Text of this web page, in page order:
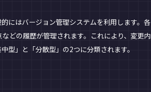
にはバージョン管理システムを利用します。各
どの履歴が管理されます。これにより、変更内
型」と「分散型」の2つに分類されます。